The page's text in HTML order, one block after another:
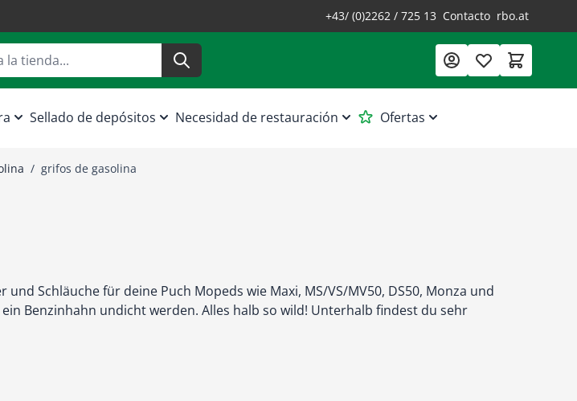
+43/ (0)2262 / 725 13 Contacto rbo.at
Sellado de depósitos Necesidad de restauración Ofertas
/ grifos de gasolina
Schläuche für deine Puch Mopeds wie Maxi, MS/VS/MV50, DS50, Monza und
Benzinhahn undicht werden. Alles halb so wild! Unterhalb findest du sehr